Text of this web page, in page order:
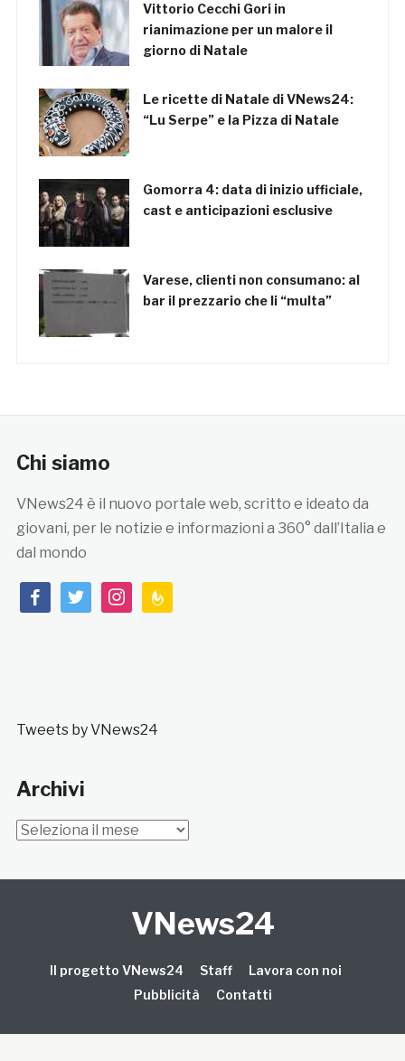
Vittorio Cecchi Gori in
rianimazione per un malore il
giorno di Natale
Le ricette di Natale di VNews24:
“Lu Serpe” e la Pizza di Natale
Gomorra 4: data di inizio ufficiale,
cast e anticipazioni esclusive
Varese, clienti non consumano: al
bar il prezzario che li “multa”
Chi siamo
VNews24 è il nuovo portale web, scritto e ideato da
giovani, per le notizie e informazioni a 360° dall’Italia e
dal mondo
facebooktwitterinstagramfeedburner
Tweets by VNews24
Archivi
Archivi
VNews24
Il progetto VNews24 Staff
Lavora con noi
Pubblicità
Contatti